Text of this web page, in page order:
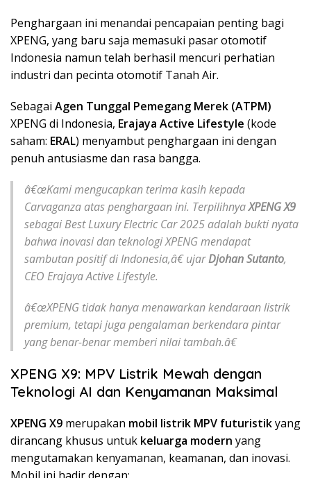
Penghargaan ini menandai pencapaian penting bagi
XPENG, yang baru saja memasuki pasar otomotif
Indonesia namun telah berhasil mencuri perhatian
industri dan pecinta otomotif Tanah Air.
Sebagai Agen Tunggal Pemegang Merek (ATPM)
XPENG di Indonesia, Erajaya Active Lifestyle (kode
saham: ERAL) menyambut penghargaan ini dengan
penuh antusiasme dan rasa bangga.
â€œKami mengucapkan terima kasih kepada
Carvaganza atas penghargaan ini. TerpilihnyaXPENG X9
sebagaiBest Luxury Electric Car 2025 adalah bukti nyata
bahwa inovasi dan teknologi XPENG mendapat
sambutan positif di Indonesia,â€ ujarDjohan Sutanto,
CEO Erajaya Active Lifestyle.
â€œXPENG tidak hanya menawarkan kendaraan listrik
premium, tetapi juga pengalaman berkendara pintar
yang benar-benar memberi nilai tambah.â€
XPENG X9: MPV Listrik Mewah dengan
Teknologi AI dan Kenyamanan Maksimal
XPENG X9 merupakan mobil listrik MPV futuristikyang
dirancang khusus untuk keluarga modern yang
mengutamakan kenyamanan, keamanan, dan inovasi.
Mobil ini hadir dengan: